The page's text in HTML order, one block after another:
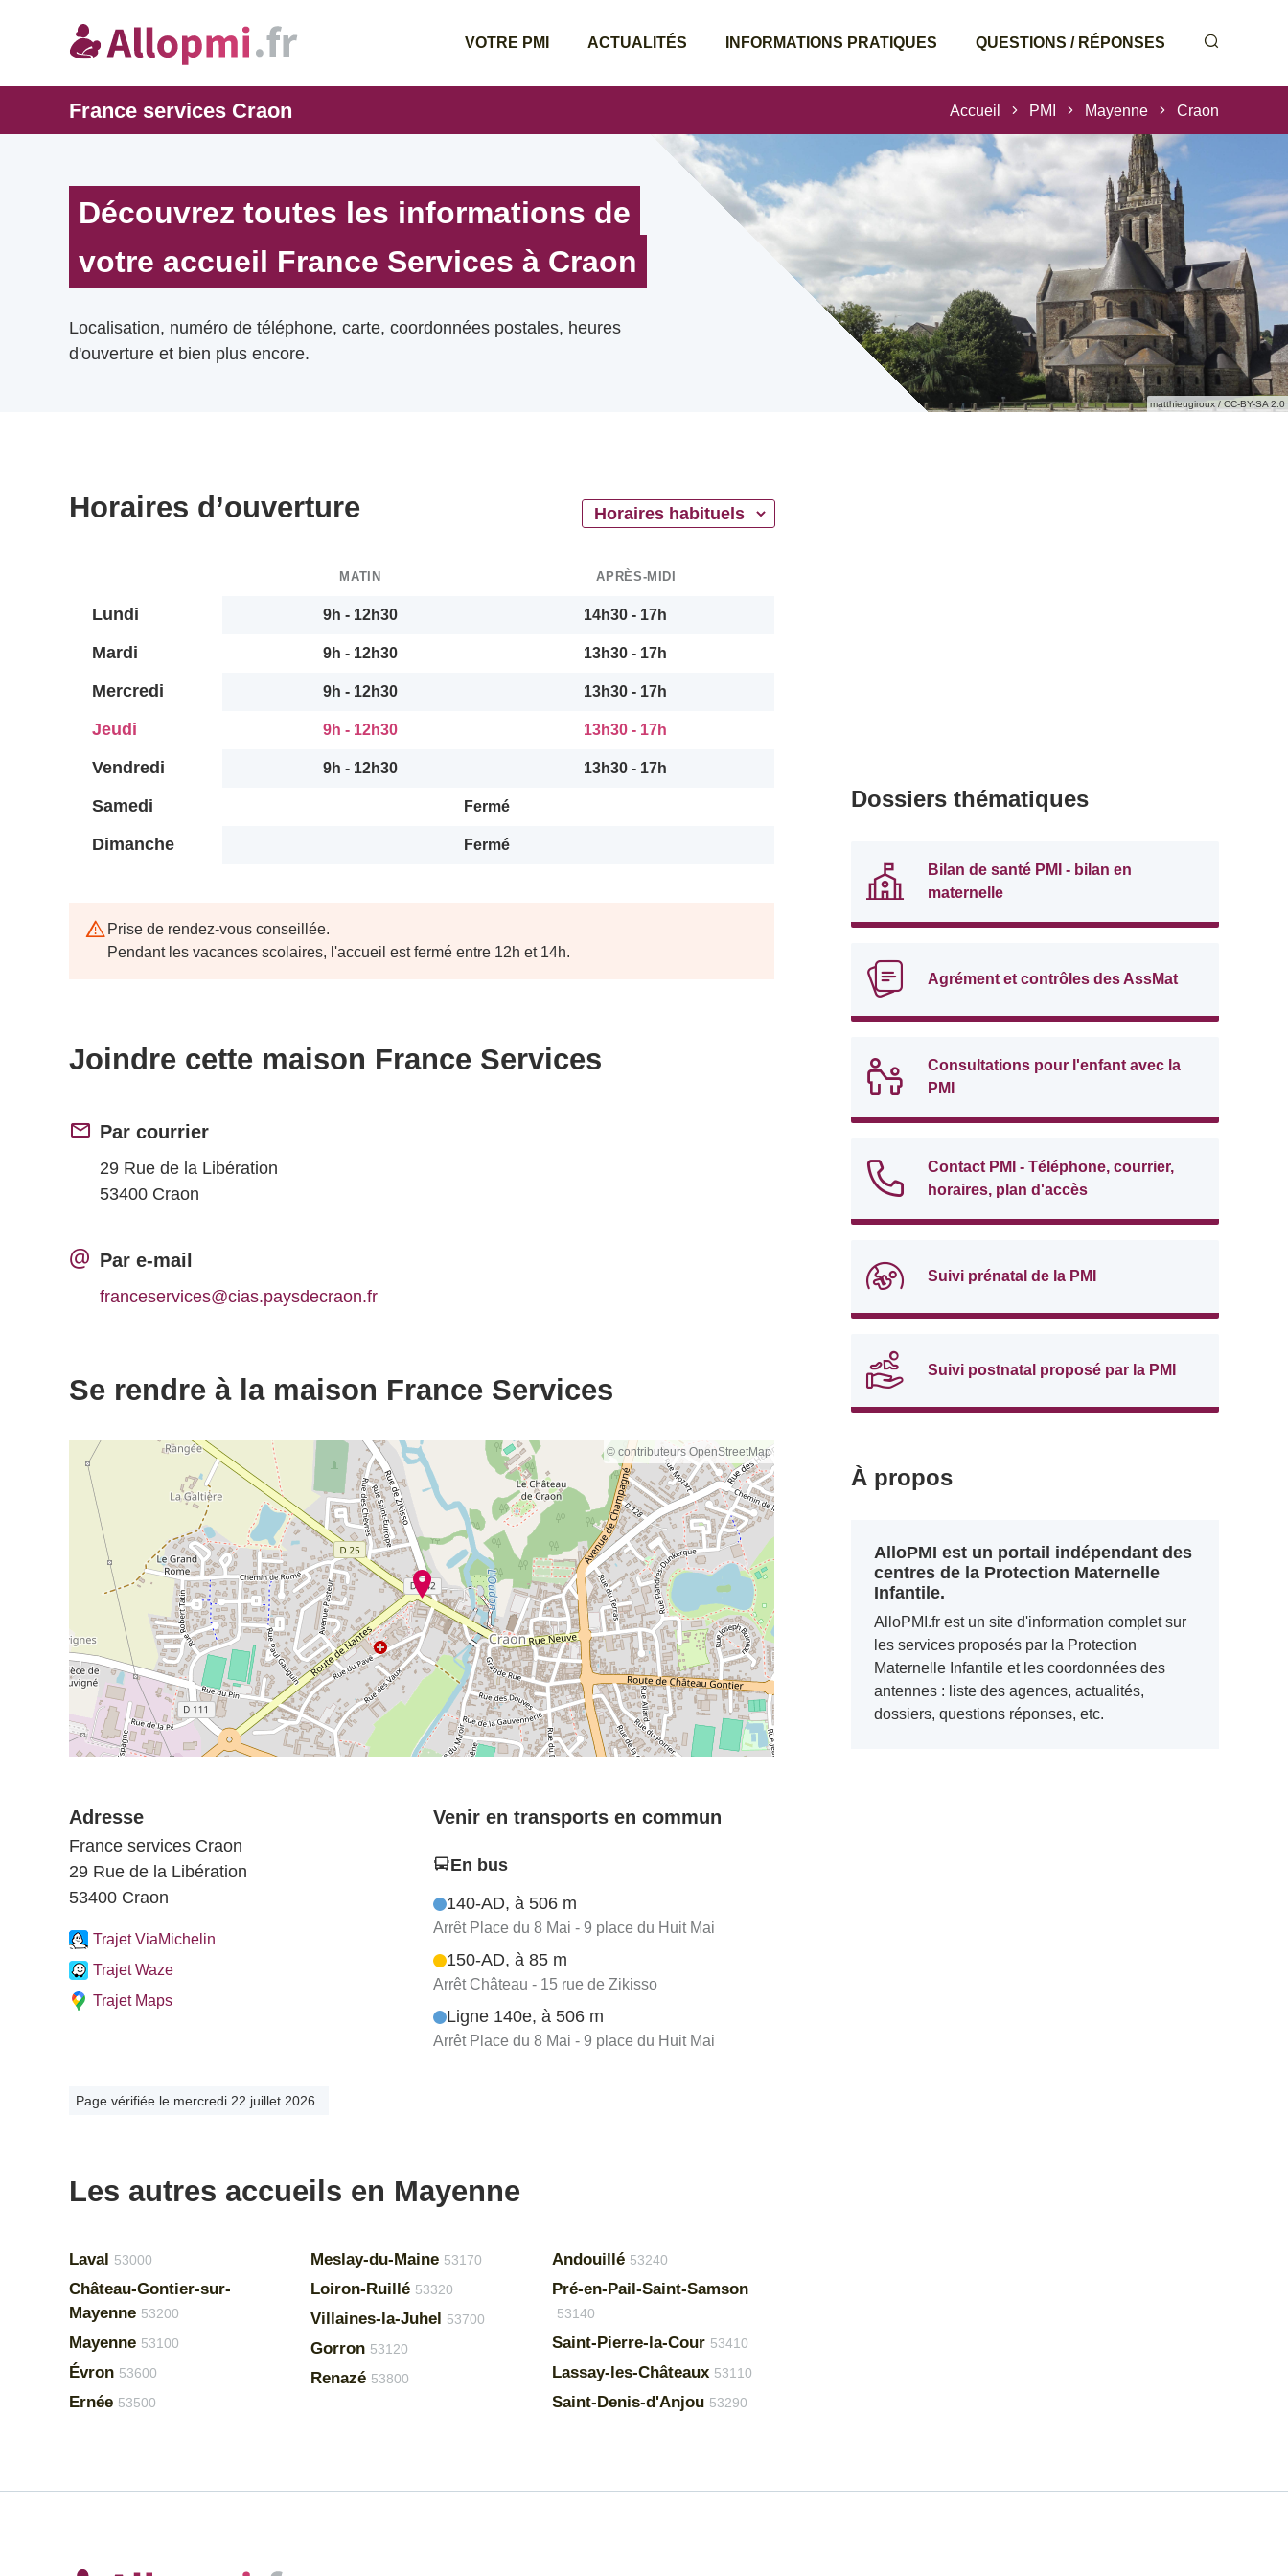
VOTRE PMI ACTUALITÉS INFORMATIONS PRATIQUES QUESTIONS / RÉPONSES
France services Craon Accueil PMI Mayenne Craon
matthieugiroux / CC-BY-SA 2.0
Découvrez toutes les informations de
votre accueil France Services à Craon
Localisation, numéro de téléphone, carte, coordonnées postales, heures
d'ouverture et bien plus encore.
Horaires d’ouverture
MATIN APRÈS-MIDI
Lundi 9h - 12h30 14h30 - 17h
Mardi 9h - 12h30 13h30 - 17h
Mercredi 9h - 12h30 13h30 - 17h
Jeudi 9h - 12h30 13h30 - 17h
Vendredi 9h - 12h30 13h30 - 17h
Samedi Fermé
Dimanche Fermé
Prise de rendez-vous conseillée.
Pendant les vacances scolaires, l'accueil est fermé entre 12h et 14h.
Joindre cette maison France Services
Par courrier
29 Rue de la Libération
53400 Craon
Par e-mail
franceservices@cias.paysdecraon.fr
Se rendre à la maison France Services
© contributeurs OpenStreetMap
Adresse
France services Craon
29 Rue de la Libération
53400 Craon
Trajet ViaMichelin
Trajet Waze
Trajet Maps
Venir en transports en commun
En bus
140-AD, à 506 m
Arrêt Place du 8 Mai - 9 place du Huit Mai
150-AD, à 85 m
Arrêt Château - 15 rue de Zikisso
Ligne 140e, à 506 m
Arrêt Place du 8 Mai - 9 place du Huit Mai
Page vérifiée le mercredi 22 juillet 2026
Les autres accueils en Mayenne
Laval 53000
Château-Gontier-sur-
Mayenne 53200
Mayenne 53100
Évron 53600
Ernée 53500
Meslay-du-Maine 53170
Loiron-Ruillé 53320
Villaines-la-Juhel 53700
Gorron 53120
Renazé 53800
Andouillé 53240
Pré-en-Pail-Saint-Samson
53140
Saint-Pierre-la-Cour 53410
Lassay-les-Châteaux 53110
Saint-Denis-d'Anjou 53290
Dossiers thématiques
Bilan de santé PMI - bilan en
maternelle
Agrément et contrôles des AssMat
Consultations pour l'enfant avec la
PMI
Contact PMI - Téléphone, courrier,
horaires, plan d'accès
Suivi prénatal de la PMI
Suivi postnatal proposé par la PMI
À propos
AlloPMI est un portail indépendant des
centres de la Protection Maternelle
Infantile.
AlloPMI.fr est un site d'information complet sur
les services proposés par la Protection
Maternelle Infantile et les coordonnées des
antennes : liste des agences, actualités,
dossiers, questions réponses, etc.